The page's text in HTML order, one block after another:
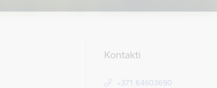
Kontakti
+371 64603690